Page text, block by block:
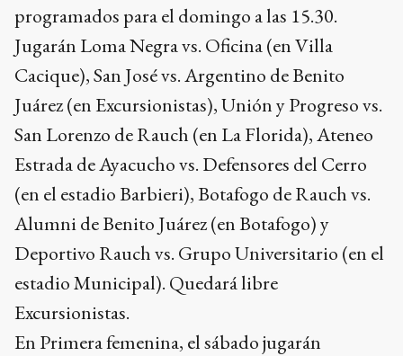
programados para el domingo a las 15.30.
Jugarán Loma Negra vs. Oficina (en Villa
Cacique), San José vs. Argentino de Benito
Juárez (en Excursionistas), Unión y Progreso vs.
San Lorenzo de Rauch (en La Florida), Ateneo
Estrada de Ayacucho vs. Defensores del Cerro
(en el estadio Barbieri), Botafogo de Rauch vs.
Alumni de Benito Juárez (en Botafogo) y
Deportivo Rauch vs. Grupo Universitario (en el
estadio Municipal). Quedará libre
Excursionistas.
En Primera femenina, el sábado jugarán